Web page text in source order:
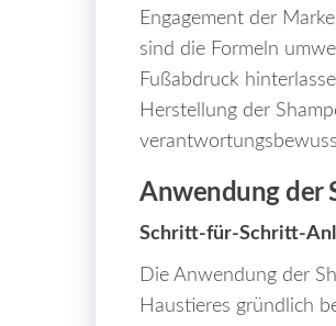
Engagement der
sind die Formeln
Fußabdruck
Herstellung der
Anwendung der
Schritt-für-Schritt-
Die Anwendung der
Haustieres gründlich